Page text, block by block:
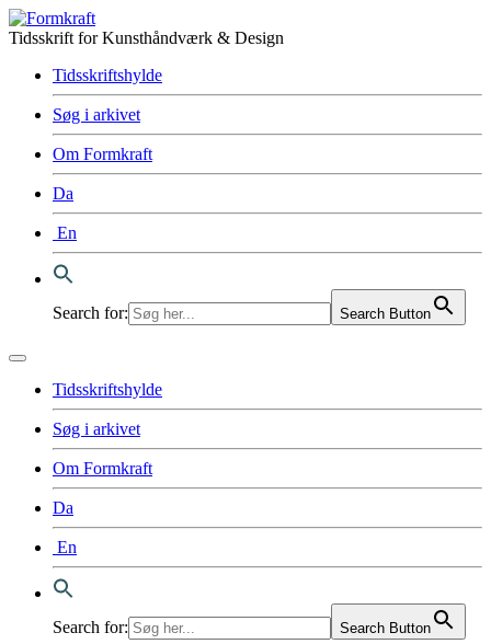
Tidsskrift for Kunsthåndværk & Design
Tidsskriftshylde
Søg i arkivet
Om Formkraft
Da
En
Search for: Search Button
Tidsskriftshylde
Søg i arkivet
Om Formkraft
Da
En
Search for: Search Button